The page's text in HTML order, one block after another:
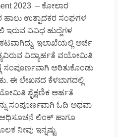
2023 – ಕೋಲಾರ
ಹಾಲು ಉತ್ಪಾದಕರ ಸಂಘಗಳ
ಇರುವ ವಿವಿಧ ಹುದ್ದೆಗಳ
ಇಲಾಖೆಯಲ್ಲಿ ಅರ್ಜಿ
ವಿದ್ಯಾರ್ಹತೆ ವಯೋಮಿತಿ
ಸಂಪೂರ್ಣವಾಗಿ ಅರಿತುಕೊಂಡು
ಈ ಲೇಖನದ ಕೆಳಬಾಗದಲ್ಲಿ
ಶೈಕ್ಷಣಿಕ ಅರ್ಹತೆ
ಸಂಪೂರ್ಣವಾಗಿ ಓದಿ ಅಥವಾ
ಅಧಿಸೂಚನೆ ಲಿಂಕ್ ಹಾಗೂ
ನೀವು ಇನ್ನಷ್ಟು